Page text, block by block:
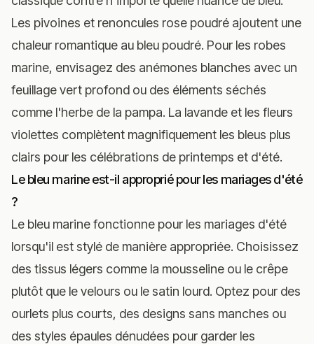
Les pivoines et renoncules rose poudré ajoutent une
chaleur romantique au bleu poudré. Pour les robes
marine, envisagez des anémones blanches avec un
feuillage vert profond ou des éléments séchés
comme l'herbe de la pampa. La lavande et les fleurs
violettes complètent magnifiquement les bleus plus
clairs pour les célébrations de printemps et d'été.
Le bleu marine est-il approprié pour les mariages d'été
?
Le bleu marine fonctionne pour les mariages d'été
lorsqu'il est stylé de manière appropriée. Choisissez
des tissus légers comme la mousseline ou le crêpe
plutôt que le velours ou le satin lourd. Optez pour des
ourlets plus courts, des designs sans manches ou
des styles épaules dénudées pour garder les